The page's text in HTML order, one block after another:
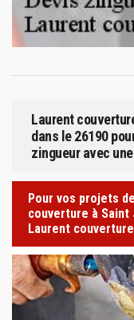
Laurent
dans le 26190
zingueur avec
Pour vos projets
couverture à Saint
Laurent couverture